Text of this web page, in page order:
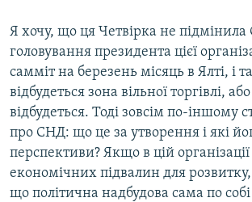
Я хочу, що ця Четвірка не
головування президента цієї
самміт на березень місяць в Ялті, і
відбудеться зона вільної торгівлі,
відбудеться. Тоді зовсім по-іншому
про СНД: що це за утворення і які
перспективи? Якщо в цій
економічних підвалин для
що політична надбудова сама по